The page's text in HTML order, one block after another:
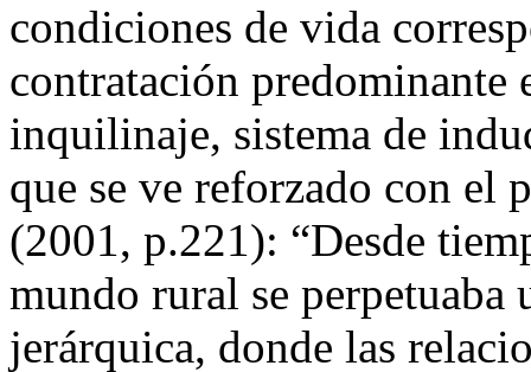
condiciones de vida
contratación predominante
inquilinaje, sistema de
que se ve reforzado con el
(2001, p.221): “Desde
mundo rural se perpetuaba
jerárquica, donde las